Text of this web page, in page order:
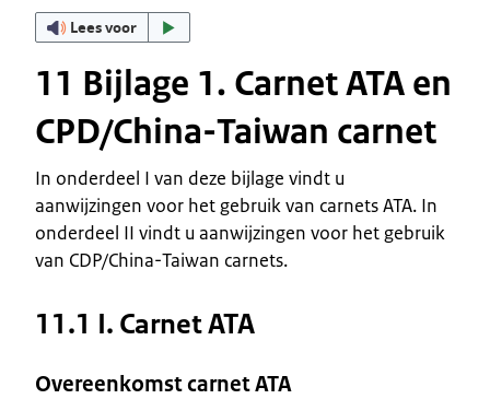
Lees voor
11 Bijlage 1. Carnet ATA en
CPD/China-Taiwan carnet
In onderdeel I van deze bijlage vindt u
aanwijzingen voor het gebruik van carnets ATA. In
onderdeel II vindt u aanwijzingen voor het gebruik
van CDP/China-Taiwan carnets.
11.1 I. Carnet ATA
Overeenkomst carnet ATA